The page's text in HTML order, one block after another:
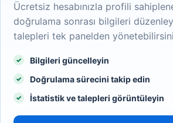
Ücretsiz hesabınızla profili
doğrulama sonrası bilgileri
talepleri tek panelden
Bilgileri güncelleyin
Doğrulama sürecini takip edin
İstatistik ve talepleri görüntüleyin